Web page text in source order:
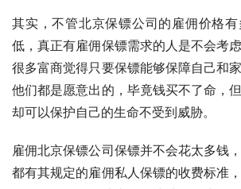
其实，不管北京保镖公司的雇佣价格
低，真正有雇佣保镖需求的人是不会考
很多富商觉得只要保镖能够保障自己和
他们都是愿意出的，毕竟钱买不了命，
却可以保护自己的生命不受到威胁。
雇佣北京保镖公司保镖并不会花太多钱
都有其规定的雇佣私人保镖的收费标准